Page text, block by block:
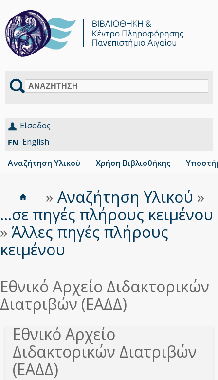
Αναζήτηση
Είσοδος
English
Αναζήτηση Υλικού
Χρήση Βιβλιοθήκης
Breadcrumbs
Είστε
εδώ
» Αναζήτηση Υλικού »
...σε πηγές πλήρους κειμένου
» Άλλες πηγές πλήρους
κειμένου
Εθνικό Αρχείο Διδακτορικών
Διατριβών (ΕΑΔΔ)
Εθνικό Αρχείο
Διδακτορικών Διατριβών
(ΕΑΔΔ)